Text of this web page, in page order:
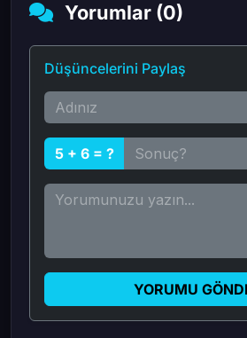
Yorumlar (0)
Düşüncelerini Paylaş
5 + 6 = ?
YORUMU